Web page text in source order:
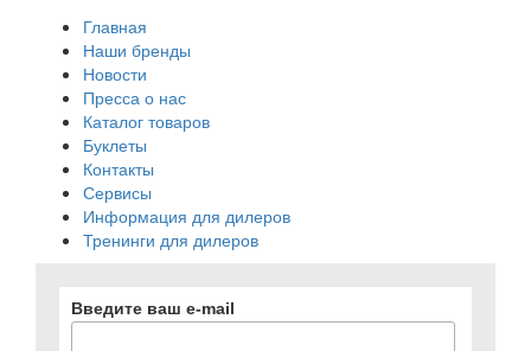
Главная
Наши бренды
Новости
Пресса о нас
Каталог товаров
Буклеты
Контакты
Сервисы
Информация для дилеров
Тренинги для дилеров
Введите ваш e-mail